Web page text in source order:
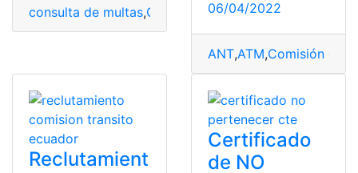
consulta de multas,CTE Ecuador,red vial estatal
06/04/2022
ANT,ATM,Comisión de
Reclutamient
Certificado
de NO